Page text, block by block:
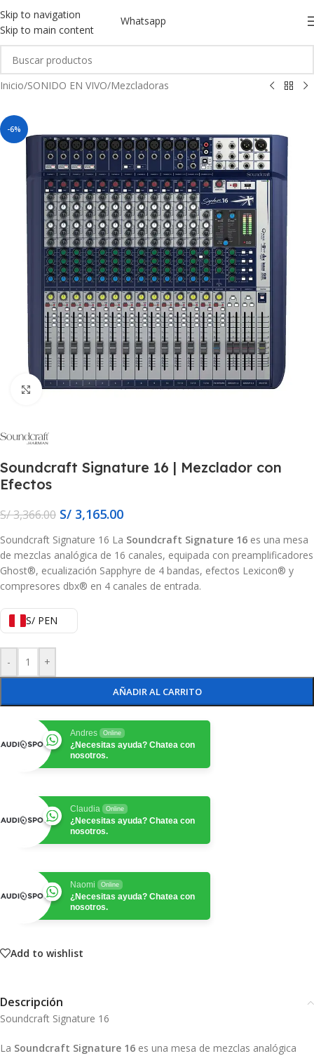
Skip to navigation
Skip to main content
Whatsapp
Inicio/SONIDO EN VIVO/Mezcladoras
-6%
Click to enlarge
Soundcraft Signature 16 | Mezclador con
Efectos
S/3,366.00 S/ 3,165.00
Soundcraft Signature 16 La Soundcraft Signature 16 es una mesa
de mezclas analógica de 16 canales, equipada con preamplificadores
Ghost®, ecualización Sapphyre de 4 bandas, efectos Lexicon® y
compresores dbx® en 4 canales de entrada.
S/ PEN
- +
AÑADIR AL CARRITO
Andres Online
¿Necesitas ayuda? Chatea con
nosotros.
Claudia Online
¿Necesitas ayuda? Chatea con
nosotros.
Naomi Online
¿Necesitas ayuda? Chatea con
nosotros.
Add to wishlist
Descripción
Soundcraft Signature 16
La Soundcraft Signature 16 es una mesa de mezclas analógica